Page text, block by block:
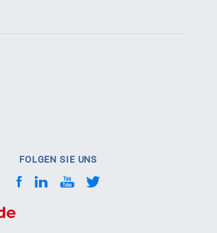
FOLGEN SIE UNS